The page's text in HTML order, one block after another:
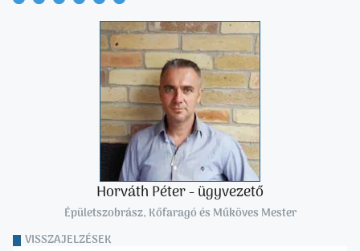
Horváth Péter - ügyvezető
Épületszobrász, Kőfaragó és Műköves Mester
VISSZAJELZÉSEK